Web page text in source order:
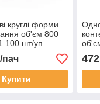
круглі форми
об'єм 800
100 шт/уп.
Купити
50